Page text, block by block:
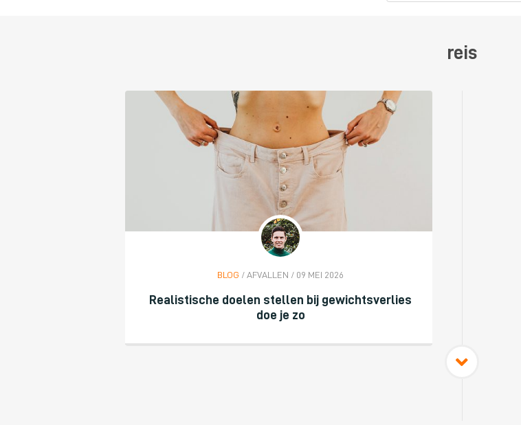
reis
BLOG / AFVALLEN / 09 MEI 2026
Realistische doelen stellen bij gewichtsverlies
doe je zo